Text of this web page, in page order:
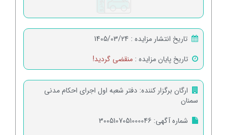
تاریخ انتشار مزایده : 1405/03/24
تاریخ پایان مزایده : منقضی گردید!
ارگان برگزار کننده: دفتر شعبه اول اجرای احکام مدنی
سمنان
شماره آگهی: 3005107051000046